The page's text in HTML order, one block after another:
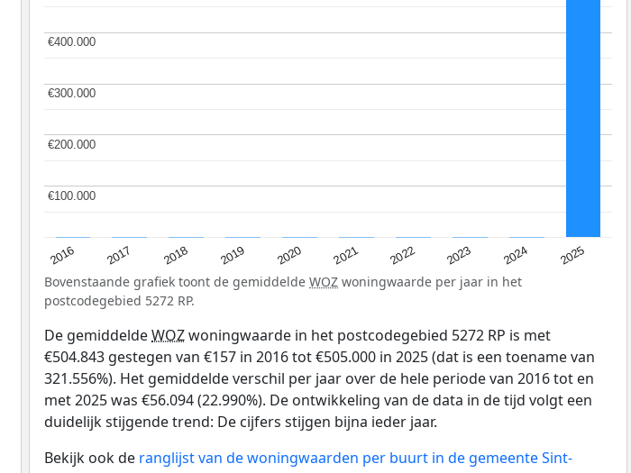
2016 2017 2018 2019 2020 2021 2022 2023 2024 2025
€100.000
€100.000
€200.000
€200.000
€300.000
€300.000
€400.000
€400.000
Bovenstaande grafiek toont de gemiddelde WOZ woningwaarde per jaar in het
postcodegebied 5272 RP.
De gemiddeldeWOZwoningwaarde in het postcodegebied 5272 RP is met
€504.843 gestegen van €157 in 2016 tot €505.000 in 2025 (dat is een toename van
321.556%). Het gemiddelde verschil per jaar over de hele periode van 2016 tot en
met 2025 was €56.094 (22.990%). De ontwikkeling van de data in de tijd volgt een
duidelijk stijgende trend: De cijfers stijgen bijna ieder jaar.
Bekijk ook de ranglijst van de woningwaarden per buurt in de gemeente Sint-